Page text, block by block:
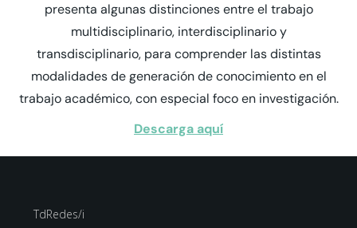
presenta algunas distinciones entre el trabajo
multidisciplinario, interdisciplinario y
transdisciplinario, para comprender las distintas
modalidades de generación de conocimiento en el
trabajo académico, con especial foco en investigación.
Descarga aquí
TdRedes/i